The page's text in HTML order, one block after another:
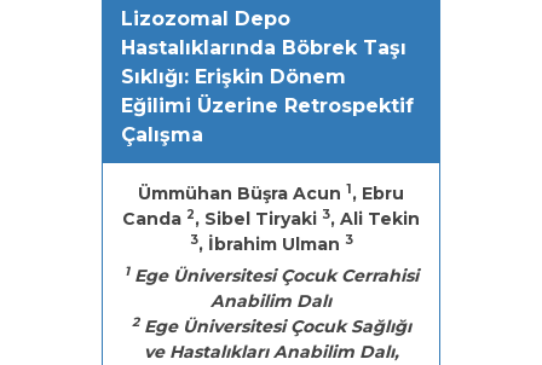
Lizozomal Depo
Hastalıklarında Böbrek Taşı
Sıklığı: Erişkin Dönem
Eğilimi Üzerine Retrospektif
Çalışma
Ümmühan Büşra Acun 1, Ebru
Canda 2, Sibel Tiryaki 3, Ali Tekin
3, İbrahim Ulman 3
1Ege Üniversitesi Çocuk Cerrahisi
Anabilim Dalı
2Ege Üniversitesi Çocuk Sağlığı
ve Hastalıkları Anabilim Dalı,